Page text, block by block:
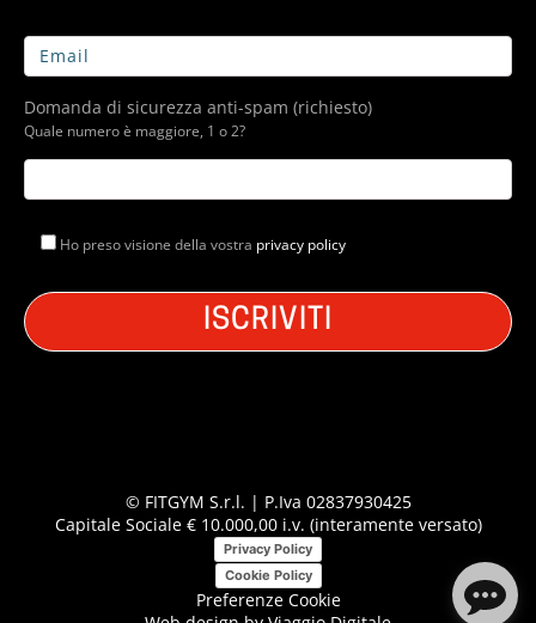
Domanda di sicurezza anti-spam (richiesto)
Quale numero è maggiore, 1 o 2?
Ho preso visione della vostra privacy policy
© FITGYM S.r.l. | P.Iva 02837930425
Capitale Sociale € 10.000,00 i.v. (interamente versato)
Privacy Policy
Cookie Policy
Preferenze Cookie